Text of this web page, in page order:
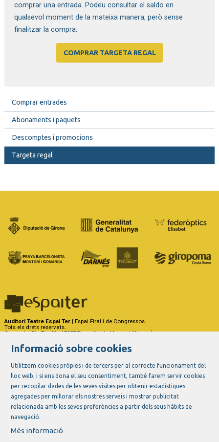
comprar una entrada. Podeu consultar el saldo en
qualsevol moment de la mateixa manera, però sense
finalitzar la compra.
COMPRAR TARGETA REGAL
Comprar entrades
Abonaments i paquets
Descomptes i promocions
Targeta regal
Auditori Teatre Espai Ter | Espai Firal i de Congressos.
Tots els drets reservats.
Carrer del Riu Ter, 29 - 17257 Torroella de Montgrí (Girona)
Link a instagram
Link a youtube
Link a twitter
Link a facebook
Informació sobre cookies
Utilitzem cookies pròpies i de tercers per al correcte funcionament del
lloc web, i si ens dona el seu consentiment, també farem servir cookies
per recopilar dades de les seves visites per obtenir estadístiques
agregades per millorar els nostres serveis i mostrar publicitat
relacionada amb les seves preferències a partir dels seus hàbits de
navegació.
Més informació